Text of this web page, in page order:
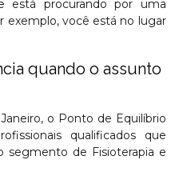
está procurando por uma
exemplo, você está no lugar
quando o assunto
o Ponto de Equilíbrio
qualificados que
segmento de Fisioterapia e